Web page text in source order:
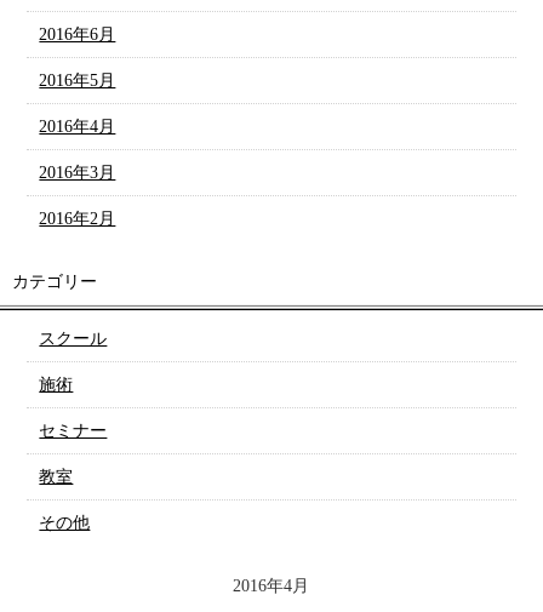
2016年6月
2016年5月
2016年4月
2016年3月
2016年2月
カテゴリー
スクール
施術
セミナー
教室
その他
2016年4月